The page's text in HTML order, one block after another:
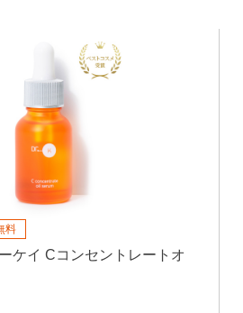
料
ケイ Cコンセントレートオ